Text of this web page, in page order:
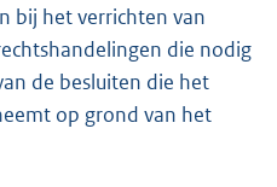
bij het verrichten van
die nodig
de besluiten die het
op grond van het